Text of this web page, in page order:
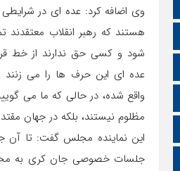
اپلیکیشن سایت
اینستاگرام
وی اضافه کرد: عده ای در
هستند که رهبر انقلاب
شود و کسی حق ندارند از خط
عده ای این حرف ها را می
واقع شده، در حالی که ما می
مظلوم نیستند، بلکه در جهان
این نماینده مجلس گفت: تا آن
جلسات خصوصی جان کری به